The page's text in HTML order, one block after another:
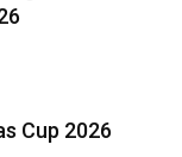
Cup 2026